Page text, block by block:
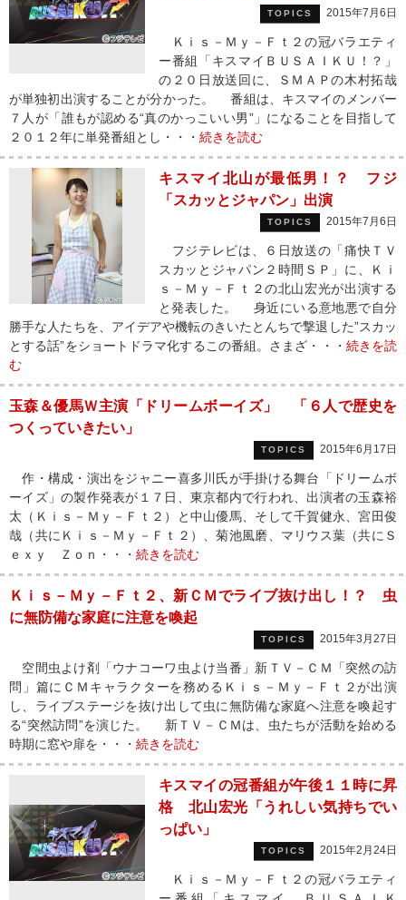
TOPICS 2015年7月6日
Ｋｉｓ－Ｍｙ－Ｆｔ２の冠バラエティ
ー番組「キスマイＢＵＳＡＩＫＵ！？」
の２０日放送回に、ＳＭＡＰの木村拓哉
が単独初出演することが分かった。 番組は、キスマイのメンバー
７人が「誰もが認める“真のかっこいい男”」になることを目指して
２０１２年に単発番組とし・・・ 続きを読む
キスマイ北山が最低男！？ フジ
「スカッとジャパン」出演
TOPICS 2015年7月6日
フジテレビは、６日放送の「痛快ＴＶ
スカッとジャパン２時間ＳＰ」に、Ｋｉ
ｓ－Ｍｙ－Ｆｔ２の北山宏光が出演する
と発表した。 身近にいる意地悪で自分
勝手な人たちを、アイデアや機転のきいたとんちで撃退した”スカッ
とする話”をショートドラマ化するこの番組。さまざ・・・ 続きを読
む
玉森＆優馬Ｗ主演「ドリームボーイズ」 「６人で歴史を
つくっていきたい」
TOPICS 2015年6月17日
作・構成・演出をジャニー喜多川氏が手掛ける舞台「ドリームボ
ーイズ」の製作発表が１７日、東京都内で行われ、出演者の玉森裕
太（Ｋｉｓ－Ｍｙ－Ｆｔ２）と中山優馬、そして千賀健永、宮田俊
哉（共にＫｉｓ－Ｍｙ－Ｆｔ２）、菊池風磨、マリウス葉（共にＳ
ｅｘｙ Ｚｏｎ・・・ 続きを読む
Ｋｉｓ－Ｍｙ－Ｆｔ２、新ＣＭでライブ抜け出し！？ 虫
に無防備な家庭に注意を喚起
TOPICS 2015年3月27日
空間虫よけ剤「ウナコーワ虫よけ当番」新ＴＶ－ＣＭ「突然の訪
問」篇にＣＭキャラクターを務めるＫｉｓ－Ｍｙ－Ｆｔ２が出演
し、ライブステージを抜け出して虫に無防備な家庭へ注意を喚起す
る“突然訪問”を演じた。 新ＴＶ－ＣＭは、虫たちが活動を始める
時期に窓や扉を・・・ 続きを読む
キスマイの冠番組が午後１１時に昇
格 北山宏光「うれしい気持ちでい
っぱい」
TOPICS 2015年2月24日
Ｋｉｓ－Ｍｙ－Ｆｔ２の冠バラエティ